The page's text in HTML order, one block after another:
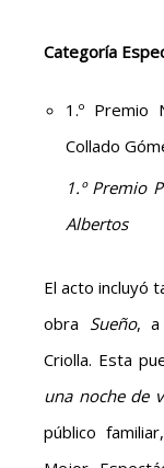
Categoría
1.º Premio
Collado
1.º Premio
Albertos
El acto incluyó
obra Sueño, a
Criolla. Esta
una noche de
público